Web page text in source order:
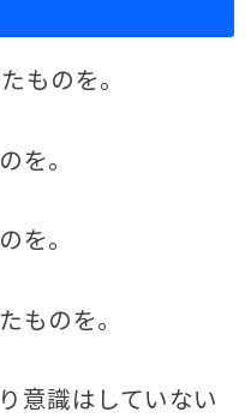
ものを。
を。
を。
ものを。
意識はしていない